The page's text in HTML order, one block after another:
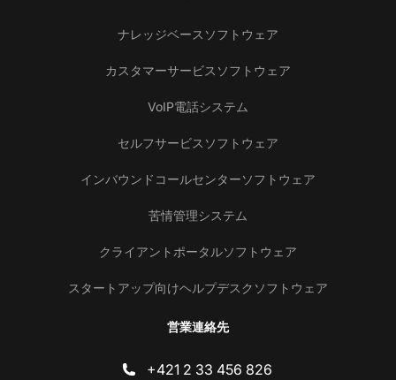
ナレッジベースソフトウェア
カスタマーサービスソフトウェア
VoIP電話システム
セルフサービスソフトウェア
インバウンドコールセンターソフトウェア
苦情管理システム
クライアントポータルソフトウェア
スタートアップ向けヘルプデスクソフトウェア
営業連絡先
+421 2 33 456 826